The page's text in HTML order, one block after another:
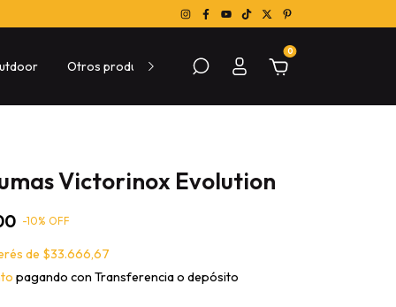
Otros productos Sobre las compras
0
Victorinox Evolution
-10% OFF
de $33.666,67
pagando con Transferencia o depósito